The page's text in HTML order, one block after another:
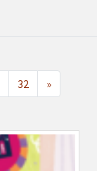
32 »